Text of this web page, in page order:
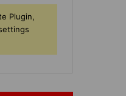
Plugin,